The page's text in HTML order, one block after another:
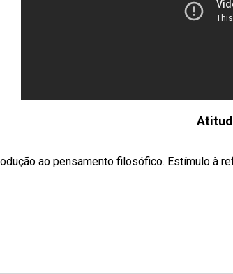
ao pensamento filosófico. Estímulo à